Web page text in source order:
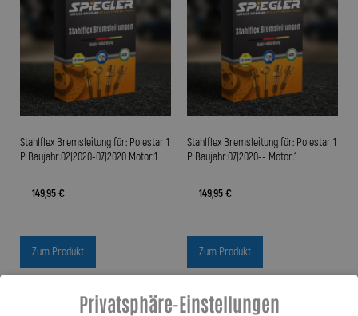
Stahlflex Bremsleitung für: Polestar 1
P Baujahr:02|2020-07|2020 Motor:1
149,95 €
Zum Produkt
Stahlflex Bremsleitung für: Polestar 1
P Baujahr:07|2020-- Motor:1
149,95 €
Zum Produkt
Privatsphäre-Einstellungen